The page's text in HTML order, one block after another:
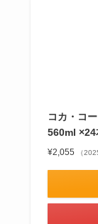
コカ・コ
560ml ×24
¥2,055 （